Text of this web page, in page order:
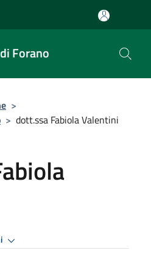
Forano
>
> dott.ssa Fabiola Valentini